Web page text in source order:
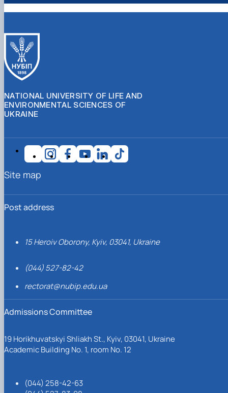
NATIONAL UNIVERSITY OF LIFE AND
ENVIRONMENTAL SCIENCES OF
UKRAINE
Post address
15 Heroiv Oborony, Kyiv, 03041, Ukraine
(044) 527-82-42
rectorat@nubip.edu.ua
Admissions Committee
19 Horikhuvatskyi Shliakh St., Kyiv, 03041, Ukraine
Academic Building No. 1, room No. 12
(044) 258-42-63
Site map